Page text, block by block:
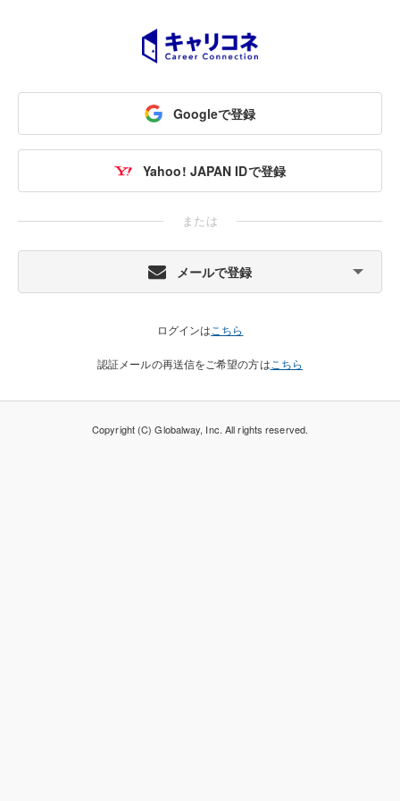
Googleで登録
Yahoo! JAPAN IDで登録
または
メールで登録
ログインは こちら
認証メールの再送信をご希望の方は こちら
Copyright (C) Globalway, Inc. All rights reserved.